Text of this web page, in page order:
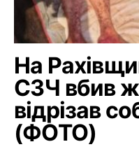
На
СЗЧ вбив
відрізав
(ФОТО)